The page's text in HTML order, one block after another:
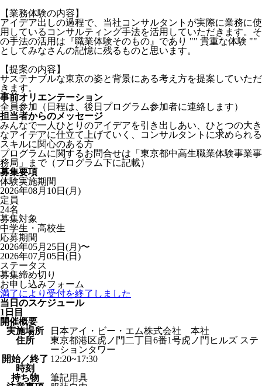
【業務体験の内容】
アイデア出しの過程で、当社コンサルタントが実際に業務に使
用しているコンサルティング手法を活用していただきます。そ
の手法の活用は『職業体験そのもの』であり "" 貴重な体験 ""
としてみなさんの記憶に残るものと思います。
【提案の内容】
サステナブルな東京の姿と背景にある考え方を提案していただ
きます。
事前オリエンテーション
全員参加（日程は、後日プログラム参加者に連絡します）
担当者からのメッセージ
みんなで一人ひとりのアイデアを引き出しあい、ひとつの大き
なアイデアに仕立て上げていく、コンサルタントに求められる
スキルに関心のある方
プログラムに関するお問合せは「東京都中高生職業体験事業事
務局」まで（プログラム下に記載）
募集要項
体験実施期間
2026年08月10日(月)
定員
24名
募集対象
中学生・高校生
応募期間
2026年05月25日(月)〜
2026年07月05日(日)
ステータス
募集締め切り
お申し込みフォーム
満了により受付を終了しました
当日のスケジュール
1日目
開催概要
実施場所
日本アイ・ビー・エム株式会社 本社
住所
東京都港区虎ノ門二丁目6番1号虎ノ門ヒルズ ステ
ーションタワー
開始／終了
時刻
12:20~17:30
持ち物
筆記用具